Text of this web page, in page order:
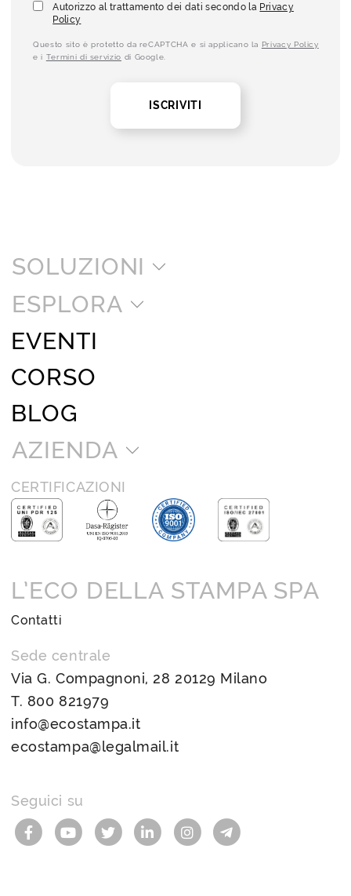
Autorizzo al trattamento dei dati secondo la Privacy
Policy
Questo sito è protetto da reCAPTCHA e si applicano la Privacy Policy
e i Termini di servizio di Google.
ISCRIVITI
SOLUZIONI
ESPLORA
EVENTI
CORSO
BLOG
AZIENDA
CERTIFICAZIONI
L’ECO DELLA STAMPA SPA
Contatti
Sede centrale
Via G. Compagnoni, 28 20129 Milano
T. 800 821979
info@ecostampa.it
ecostampa@legalmail.it
Seguici su